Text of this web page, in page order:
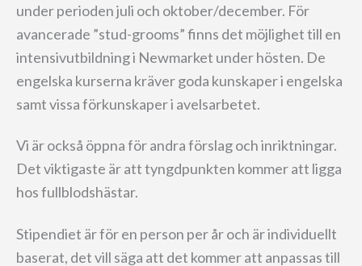
under perioden juli och oktober/december. För
avancerade ”stud-grooms” finns det möjlighet till en
intensivutbildning i Newmarket under hösten. De
engelska kurserna kräver goda kunskaper i engelska
samt vissa förkunskaper i avelsarbetet.
Vi är också öppna för andra förslag och inriktningar.
Det viktigaste är att tyngdpunkten kommer att ligga
hos fullblodshästar.
Stipendiet är för en person per år och är individuellt
baserat, det vill säga att det kommer att anpassas till